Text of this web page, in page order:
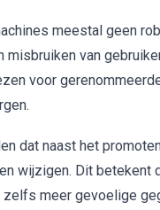
meestal geen
van
voor
dat naast het
wijzigen. Dit
meer gevoelige